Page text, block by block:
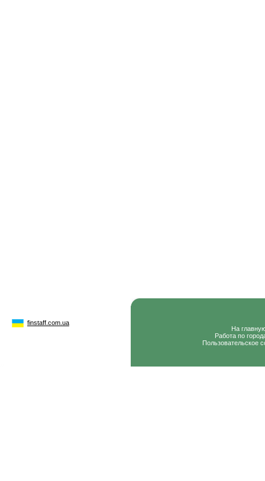
finstaff.com.ua
На
Работа по
Пользовательское